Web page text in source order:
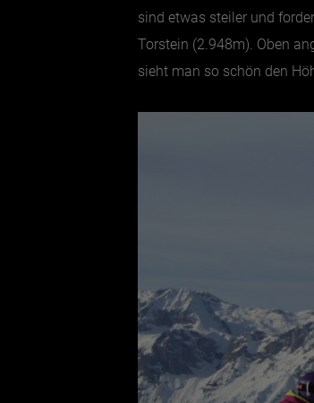
sind etwas steiler und
Torstein (2.948m). Oben
sieht man so schön den